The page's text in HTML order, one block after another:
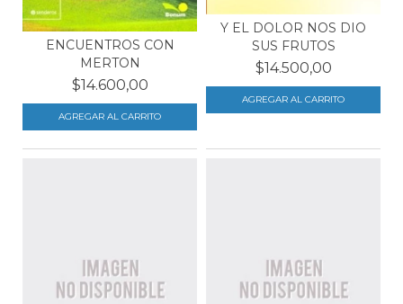
ENCUENTROS CON
MERTON
$14.600,00
Y EL DOLOR NOS DIO
SUS FRUTOS
$14.500,00